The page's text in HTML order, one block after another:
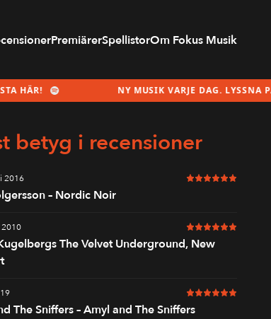
PremiärerSpellistorOm Fokus Musik
NY MUSIK VARJE DAG. LYSSNA PÅ
betyg i recensioner
2016 6 av 6 i betyg
– Nordic Noir
2010 6 av 6 i betyg
The Velvet Underground, New
6 av 6 i betyg
The Sniffers – Amyl and The Sniffers